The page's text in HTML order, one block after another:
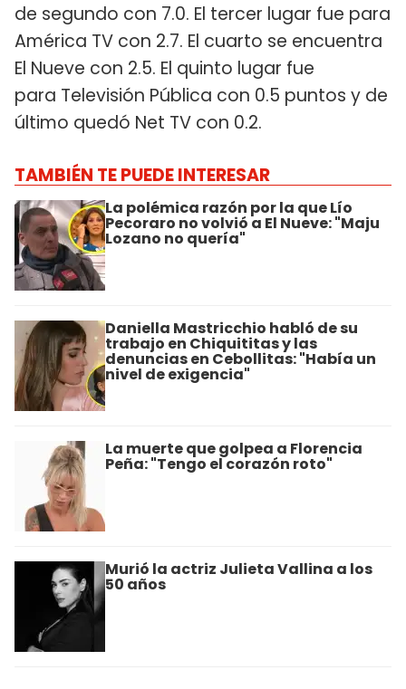
de segundo con 7.0. El tercer lugar fue para
América TV con 2.7. El cuarto se encuentra
El Nueve con 2.5. El quinto lugar fue
para Televisión Pública con 0.5 puntos y de
último quedó Net TV con 0.2.
TAMBIÉN TE PUEDE INTERESAR
La polémica razón por la que Lío
Pecoraro no volvió a El Nueve: "Maju
Lozano no quería"
Daniella Mastricchio habló de su
trabajo en Chiquititas y las
denuncias en Cebollitas: "Había un
nivel de exigencia"
La muerte que golpea a Florencia
Peña: "Tengo el corazón roto"
Murió la actriz Julieta Vallina a los
50 años